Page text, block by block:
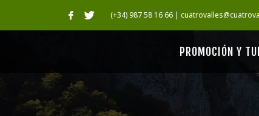
(+34) 987 58 16 66 |
PROMOCIÓN Y